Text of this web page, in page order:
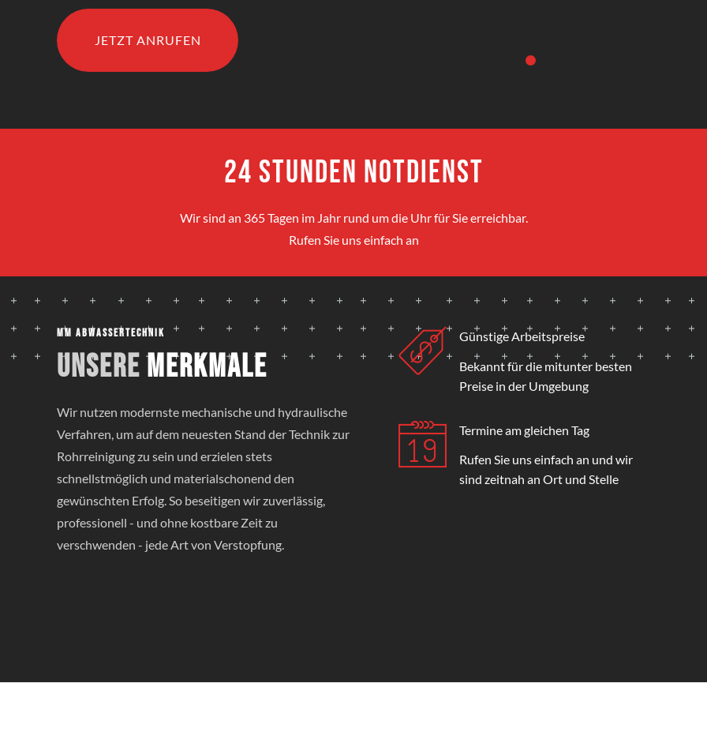
JETZT ANRUFEN
24 Stunden Notdienst
Wir sind an 365 Tagen im Jahr rund um die Uhr für Sie erreichbar.
Rufen Sie uns einfach an
MM Abwassertechnik
UnsereMerkmale
Wir nutzen modernste mechanische und hydraulische
Verfahren, um auf dem neuesten Stand der Technik zur
Rohrreinigung zu sein und erzielen stets
schnellstmöglich und materialschonend den
gewünschten Erfolg. So beseitigen wir zuverlässig,
professionell - und ohne kostbare Zeit zu
verschwenden - jede Art von Verstopfung.
Günstige Arbeitspreise
Bekannt für die mitunter besten
Preise in der Umgebung
Termine am gleichen Tag
Rufen Sie uns einfach an und wir
sind zeitnah an Ort und Stelle